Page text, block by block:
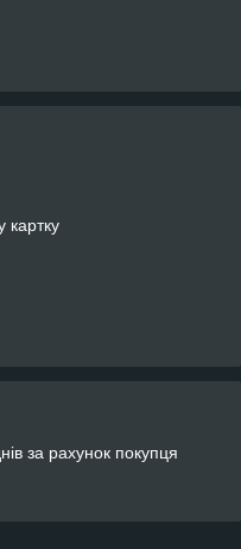
картку
за рахунок покупця